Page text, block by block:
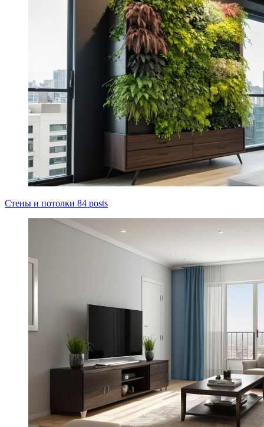
Стены и потолки 84 posts